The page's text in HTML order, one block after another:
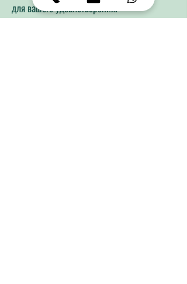
для вашего удовлетворения.